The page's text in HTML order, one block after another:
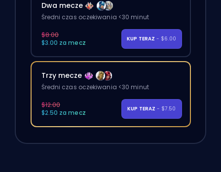
Dwa mecze
Średni czas oczekiwania <30 minut
$8.00
$3.00 za mecz
KUP TERAZ - $6.00
Trzy mecze
Średni czas oczekiwania <30 minut
$12.00
$2.50 za mecz
KUP TERAZ - $7.50